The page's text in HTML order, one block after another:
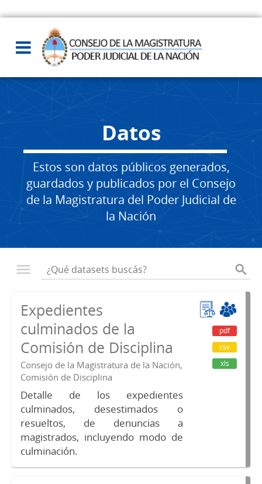
Datos
Estos son datos públicos generados,
guardados y publicados por el Consejo
de la Magistratura del Poder Judicial de
la Nación
Expedientes
culminados de la
Comisión de Disciplina
Consejo de la Magistratura de la Nación,
Comisión de Disciplina
Detalle de los expedientes
culminados, desestimados o
resueltos, de denuncias a
magistrados, incluyendo modo de
culminación.
pdf
csv
xls